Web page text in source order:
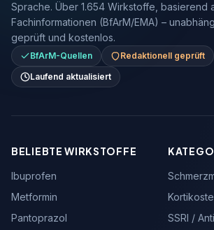
Sprache. Über 1.654 Wirkstoffe, basierend
Fachinformationen (BfArM/EMA) –
geprüft und kostenlos.
BfArM-Quellen
Redaktionell geprüft
Laufend aktualisiert
BELIEBTE WIRKSTOFFE
Ibuprofen
Metformin
Pantoprazol
SSRI /